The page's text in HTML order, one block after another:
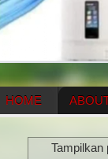
HOME
ENAGIC
Tampilkan